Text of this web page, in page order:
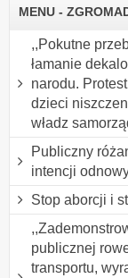
MENU -
,,Pokutne
łamanie
narodu.
dzieci
władz
Publiczny
intencji
Stop aborcji i
publicznej
transportu,